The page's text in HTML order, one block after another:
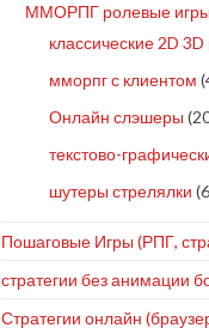
ММОРПГ ролевые
классические 2D 3D
мморпг с клиентом
Онлайн слэшеры
текстово-
шутеры стрелялки
Пошаговые Игры (РПГ,
стратегии без анимации
Стратегии онлайн